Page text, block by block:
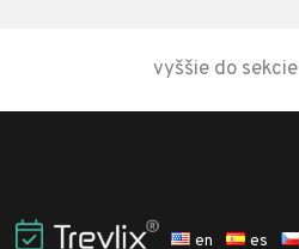
vyššie do sekcie
en es